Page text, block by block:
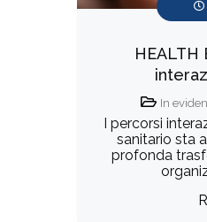
HEALTH
In
I percorsi
sanitario sta
profonda